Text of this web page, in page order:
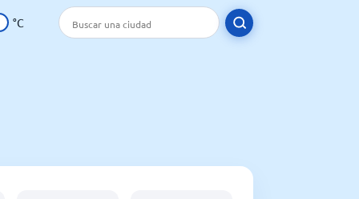
°C